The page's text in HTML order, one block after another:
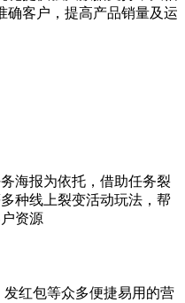
确客户，提高产品销量及运
海报为依托，借助任务裂
种线上裂变活动玩法，帮
资源
红包等众多便捷易用的营